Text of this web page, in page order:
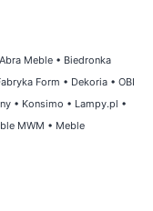
Abra Meble • Biedronka
Form • Dekoria • OBI
• Konsimo • Lampy.pl •
MWM • Meble